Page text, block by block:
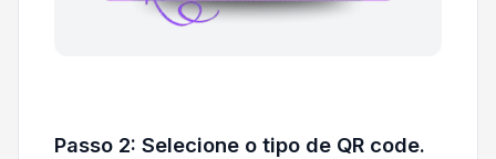
Passo 2: Selecione o tipo de QR code.